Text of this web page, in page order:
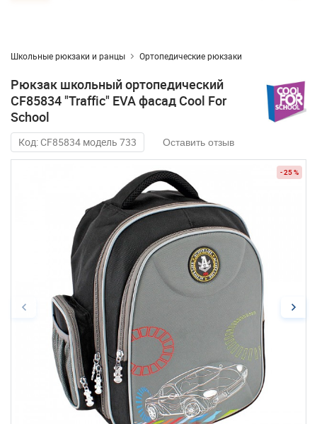
Школьные рюкзаки и ранцы Ортопедические рюкзаки
Рюкзак школьный ортопедический
CF85834 "Traffic" EVA фасад Cool For
School
Код: CF85834 модель 733 Оставить отзыв
- 25 %
- 25 %